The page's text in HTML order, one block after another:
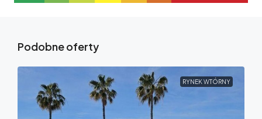
Podobne oferty
RYNEK WTÓRNY